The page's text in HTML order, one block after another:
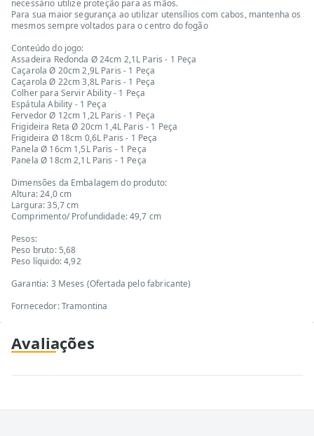
necessário utilize proteção para as mãos.
Para sua maior segurança ao utilizar utensílios com cabos, mantenha os
mesmos sempre voltados para o centro do fogão
Conteúdo do jogo:
Assadeira Redonda Ø 24cm 2,1L Paris - 1 Peça
Caçarola Ø 20cm 2,9L Paris - 1 Peça
Caçarola Ø 22cm 3,8L Paris - 1 Peça
Colher para Servir Ability - 1 Peça
Espátula Ability - 1 Peça
Fervedor Ø 12cm 1,2L Paris - 1 Peça
Frigideira Reta Ø 20cm 1,4L Paris - 1 Peça
Frigideira Ø 18cm 0,6L Paris - 1 Peça
Panela Ø 16cm 1,5L Paris - 1 Peça
Panela Ø 18cm 2,1L Paris - 1 Peça
Dimensões da Embalagem do produto:
Altura: 24,0 cm
Largura: 35,7 cm
Comprimento/ Profundidade: 49,7 cm
Pesos:
Peso bruto: 5,68
Peso líquido: 4,92
Garantia: 3 Meses (Ofertada pelo fabricante)
Fornecedor: Tramontina
Avaliações